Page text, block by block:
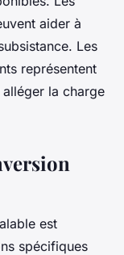
aider à
Les
représentent
la charge
est
spécifiques